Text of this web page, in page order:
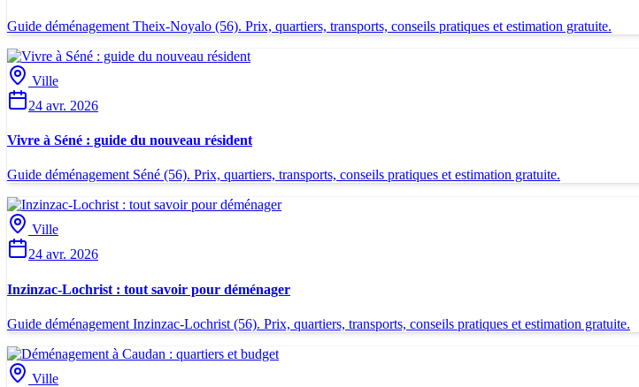
Guide déménagement Theix-Noyalo (56). Prix, quartiers, transports, conseils pratiques et estimation gratuite.
Ville
24 avr. 2026
Vivre à Séné : guide du nouveau résident
Guide déménagement Séné (56). Prix, quartiers, transports, conseils pratiques et estimation gratuite.
Ville
24 avr. 2026
Inzinzac-Lochrist : tout savoir pour déménager
Guide déménagement Inzinzac-Lochrist (56). Prix, quartiers, transports, conseils pratiques et estimation gratuite.
Ville